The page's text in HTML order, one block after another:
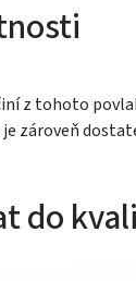
z tohoto
zároveň
do